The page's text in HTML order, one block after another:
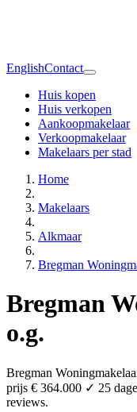
EnglishContact
Huis kopen
Huis verkopen
Aankoopmakelaar
Verkoopmakelaar
Makelaars per stad
Home
Makelaars
Alkmaar
Bregman
Bregman
o.g.
Bregman
prijs € 364.000 ✓ 25
reviews.